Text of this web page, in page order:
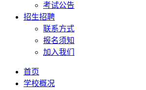
考试公告
招生招聘
联系方式
报名须知
加入我们
首页
学校概况